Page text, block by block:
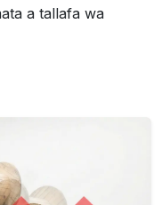
a tallafa wa